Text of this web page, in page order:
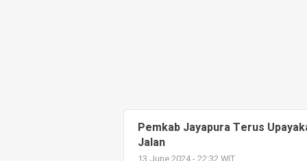
Pemkab Jayapura Terus
Jalan